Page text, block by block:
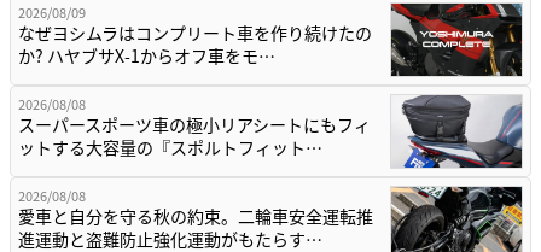
2026/08/09
なぜヨシムラはコンプリート車を作り続けたの
か? ハヤブサX-1からオフ車をモ…
2026/08/08
スーパースポーツ車の極小リアシートにもフィ
ットする大容量の『スポルトフィット…
2026/08/08
愛車と自分を守る秋の約束。二輪車安全運転推
進運動と盗難防止強化運動がもたらす…